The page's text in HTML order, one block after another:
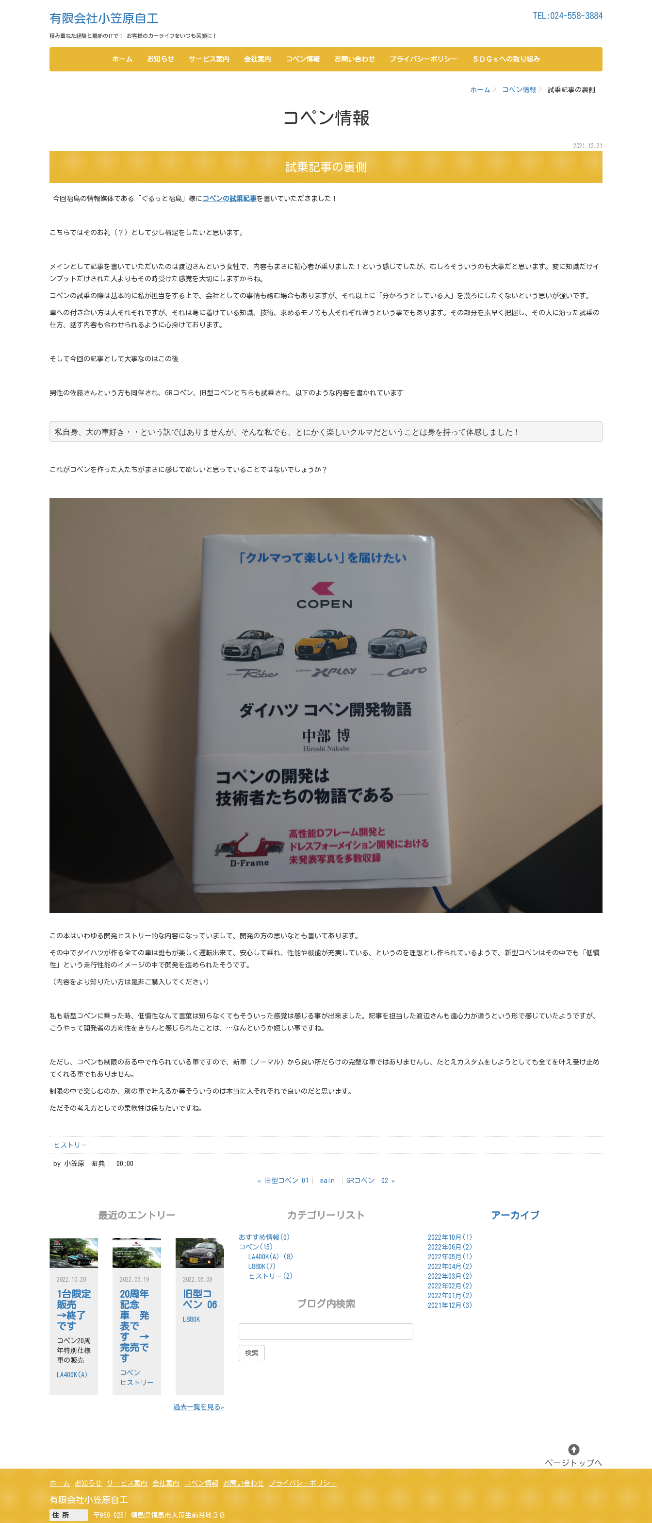
有限会社小笠原自工
積み重ねた経験と最新のITで！ お客様のカーライフをいつも笑顔に！
TEL:024-558-3884
ホーム お知らせ サービス案内 会社案内 コペン情報 お問い合わせ プライバシーポリシー ＳＤＧｓへの取り組み
ホーム コペン情報 試乗記事の裏側
コペン情報
2021.12.21
試乗記事の裏側
今回福島の情報媒体である「ぐるっと福島」様に コペンの試乗記事を書いていただきました！
こちらではそのお礼（？）として少し補足をしたいと思います。
メインとして記事を書いていただいたのは渡辺さんという女性で、内容もまさに初心者が乗りました！という感じでしたが、むしろそういうのも大事だと思います。変に知識だけイ
ンプットだけされた人よりもその時受けた感覚を大切にしますからね。
コペンの試乗の際は基本的に私が担当をする上で、会社としての事情も絡む場合もありますが、それ以上に「分かろうとしている人」を蔑ろにしたくないという思いが強いです。
車への付き合い方は人それぞれですが、それは身に着けている知識、技術、求めるモノ等も人それぞれ違うという事でもあります。その部分を素早く把握し、その人に沿った試乗の
仕方、話す内容も合わせられるように心掛けております。
そして今回の記事として大事なのはこの後
男性の佐藤さんという方も同伴され、GRコペン、旧型コペンどちらも試乗され、以下のような内容を書かれています
私自身、大の車好き・・という訳ではありませんが、そんな私でも、とにかく楽しいクルマだということは身を持って体感しました！
これがコペンを作った人たちがまさに感じて欲しいと思っていることではないでしょうか？
この本はいわゆる開発ヒストリー的な内容になっていまして、開発の方の思いなども書いてあります。
その中でダイハツが作る全ての車は誰もが楽しく運転出来て、安心して乗れ、性能や機能が充実している、というのを理想とし作られているようで、新型コペンはその中でも「低慣
性」という走行性能のイメージの中で開発を進められたそうです。
（内容をより知りたい方は是非ご購入してください）
私も新型コペンに乗った時、低慣性なんて言葉は知らなくてもそういった感覚は感じる事が出来ました。記事を担当した渡辺さんも遠心力が違うという形で感じていたようですが、
こうやって開発者の方向性をきちんと感じられたことは、…なんというか嬉しい事ですね。
ただし、コペンも制限のある中で作られている車ですので、新車（ノーマル）から良い所だらけの完璧な車ではありませんし、たとえカスタムをしようとしても全てを叶え受け止め
てくれる車でもありません。
制限の中で楽しむのか、別の車で叶えるか等そういうのは本当に人それぞれで良いのだと思います。
ただその考え方としての柔軟性は保ちたいですね。
ヒストリー
by 小笠原 昭典 00:00
« 旧型コペン 01 main GRコペン 02 »
最近のエントリー
1台限定
販売
→終了
です
2022.10.20
コペン20周
年特別仕様
車の販売
LA400K(A）
20周年
記念
車 発
表で
す →
完売で
す
2022.06.19
コペン
ヒストリー
旧型コ
ペン 06
2022.06.08
L880K
過去一覧を見る
カテゴリーリスト
おすすめ情報(0)
コペン(15)
LA400K(A）(8)
L880K(7)
ヒストリー(2)
ブログ内検索
アーカイブ
2022年10月(1)
2022年06月(2)
2022年05月(1)
2022年04月(2)
2022年03月(2)
2022年02月(2)
2022年01月(2)
2021年12月(3)
ページトップへ
ホーム お知らせ サービス案内 会社案内 コペン情報 お問い合わせ プライバシーポリシー
有限会社小笠原自工
住 所 〒960-0251 福島県福島市大笹生前谷地３８